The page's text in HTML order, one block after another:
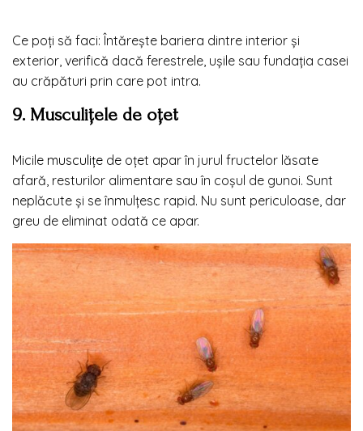
Ce poți să faci: Întărește bariera dintre interior și
exterior, verifică dacă ferestrele, ușile sau fundația casei
au crăpături prin care pot intra.
9. Musculițele de oțet
Micile musculițe de oțet apar în jurul fructelor lăsate
afară, resturilor alimentare sau în coșul de gunoi. Sunt
neplăcute și se înmulțesc rapid. Nu sunt periculoase, dar
greu de eliminat odată ce apar.